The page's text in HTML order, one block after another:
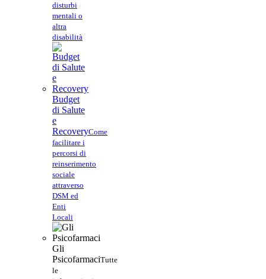
disturbi
mentali o
altra
disabilità
Budget
di Salute
e
RecoveryCome
facilitare i
percorsi di
reinserimento
sociale
attraverso
DSM ed
Enti
Locali
Gli
PsicofarmaciTutte
le